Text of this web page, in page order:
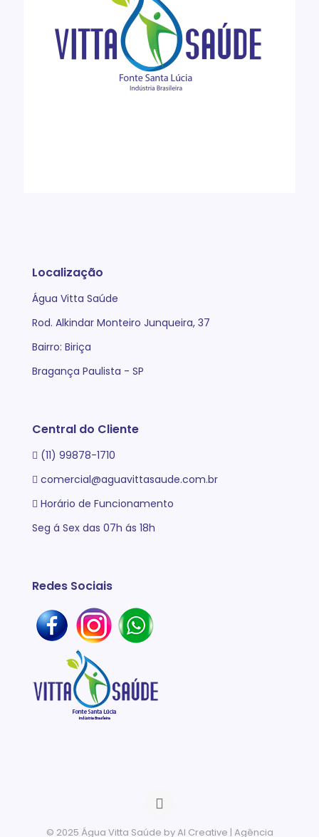
Localização
Água Vitta Saúde
Rod. Alkindar Monteiro Junqueira, 37
Bairro: Biriça
Bragança Paulista - SP
Central do Cliente
(11) 99878-1710
comercial@aguavittasaude.com.br
Horário de Funcionamento
Seg á Sex das 07h ás 18h
Redes Sociais
© 2025 Água Vitta Saúde by AI Creative | Agência